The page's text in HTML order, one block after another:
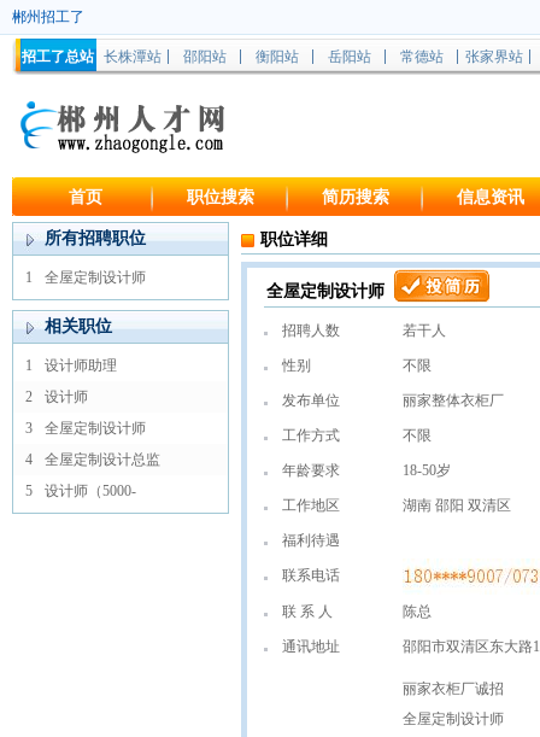
郴州招工了
招工了总站 长株潭站 邵阳站 衡阳站 岳阳站 常德站 张家界站
首页 职位搜索 简历搜索 信息资讯
所有招聘职位
1 全屋定制设计师
相关职位
1
设计师助理
2
设计师
3
全屋定制设计师
4
全屋定制设计总监
5
设计师（5000-
职位详细
全屋定制设计师
招聘人数 若干人
性别 不限
发布单位 丽家整体衣柜厂
工作方式 不限
年龄要求 18-50岁
工作地区 湖南 邵阳 双清区
福利待遇
联系电话
联 系 人 陈总
通讯地址 邵阳市双清区东大路
丽家衣柜厂诚招
全屋定制设计师